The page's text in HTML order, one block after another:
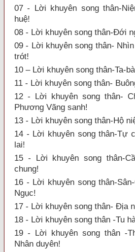
07 - Lời khuyên song thân-
huệ!
08 - Lời khuyên song thân-Đới
09 - Lời khuyên song thân-
trót!
10 – Lời khuyên song thân-Ta-
11 - Lời khuyên song thân-
12 - Lời khuyên song thân-
Phương Vãng sanh!
13 - Lời khuyên song thân-Hộ
14 - Lời khuyên song thân-Tự
lai!
15 - Lời khuyên song thân-
chung!
16 - Lời khuyên song thân-
Ngục!
17 - Lời khuyên song thân- Địa
18 - Lời khuyên song thân -Tu
19 - Lời khuyên song thân -
Nhân duyên!